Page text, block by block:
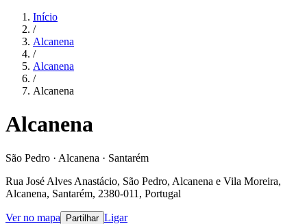
Início
/
Alcanena
/
Alcanena
/
Alcanena
Alcanena
São Pedro · Alcanena · Santarém
Rua José Alves Anastácio, São Pedro, Alcanena e Vila Moreira,
Alcanena, Santarém, 2380-011, Portugal
Ver no mapa Partilhar Ligar